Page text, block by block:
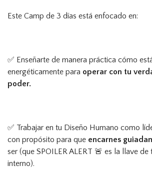
Este Camp de 3 días está enfocado en:
✅ Enseñarte de manera práctica cómo
energéticamente para operar con tu
poder.
✅ Trabajar en tu Diseño Humano como
con propósito para que encarnes
ser (que SPOILER ALERT 🚨 es la llave de
interno).